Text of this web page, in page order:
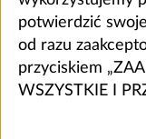
potwierdzić
od razu
przyciskiem
WSZYSTKIE I